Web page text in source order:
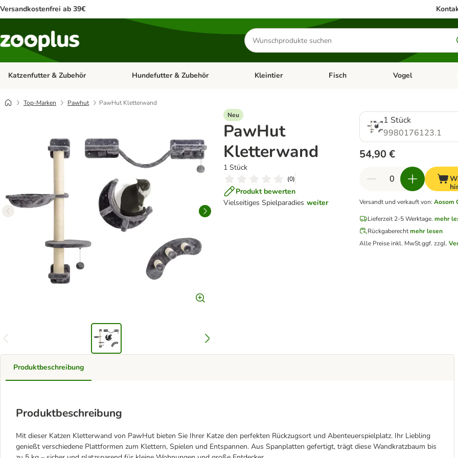
Versandkostenfrei ab 39€
Produkte
suchen
Katzenfutter & Zubehör Kategorie-Menü öffnen: Katzenfutter & Zubehör
Hundefutter & Zubehör Kategorie-Menü öffnen: Hundefutter & Zubehör
Kleintier Kategorie-Menü öffnen: Kleintier
Fisch Kategorie-Menü
Vogel
Top-Marken Pawhut
PawHut Kletterwand
Neu
PawHut
Kletterwand
1 Stück
(0)
Produkt bewerten
Vielseitiges Spielparadies weiter
1 Stück
9980176123.1
54,90 €
Versandt und verkauft von: Aosom
Lieferzeit 2-5 Werktage. mehr
Rückgaberecht mehr lesen
Alle Preise inkl. MwSt.ggf. zzgl.
Produktbeschreibung
Produktbeschreibung
Mit dieser Katzen Kletterwand von PawHut bieten Sie Ihrer Katze den perfekten Rückzugsort und Abenteuerspielplatz. Ihr Liebling
genießt verschiedene Plattformen zum Klettern, Spielen und Entspannen. Aus Spanplatten gefertigt, trägt diese Wandkratzbaum bis